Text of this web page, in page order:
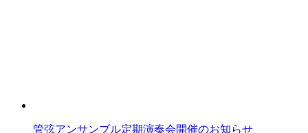
管弦アンサンブル定期演奏会開催のお知らせ